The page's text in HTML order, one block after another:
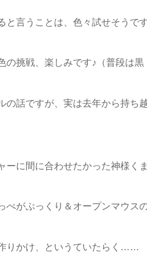
と言うことは、色々試せそうです
の挑戦、楽しみです♪（普段は黒
の話ですが、実は去年から持ち
ーに間に合わせたかった神様くま
ぺがぷっくり＆オープンマウ
りかけ、というていたらく……